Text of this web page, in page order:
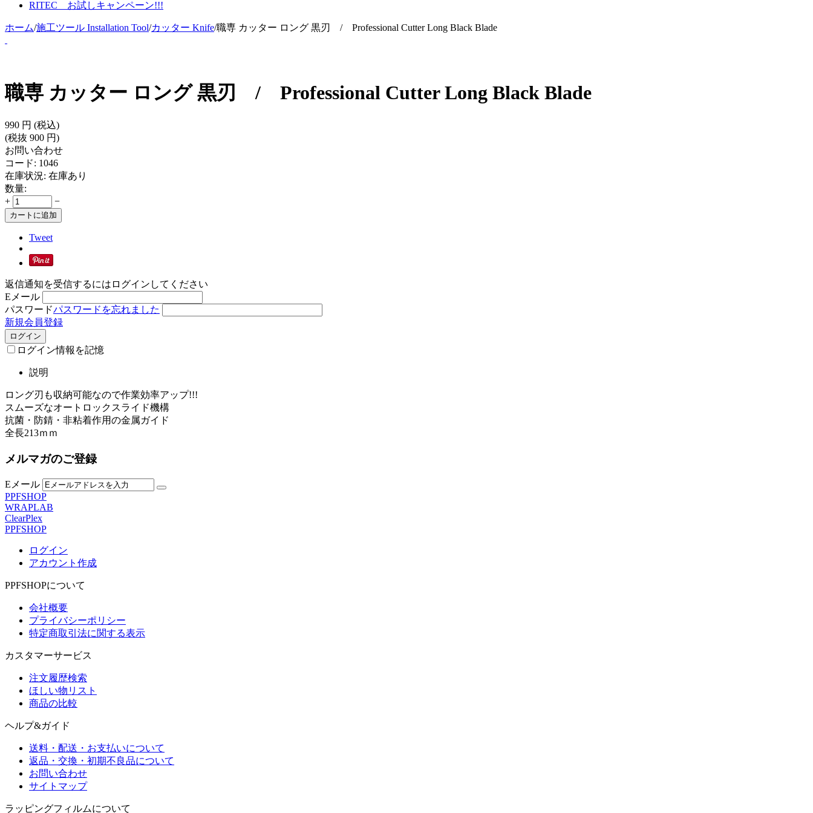
RITEC お試しキャンペーン!!!
ホーム/施工ツール Installation Tool/カッター Knife/職専 カッター ロング 黒刃 / Professional Cutter Long Black Blade
職専 カッター ロング 黒刃 / Professional Cutter Long Black Blade
990 円 (税込)
(税抜 900 円)
お問い合わせ
コード: 1046
在庫状況: 在庫あり
数量:
+
−
カートに追加
Tweet
返信通知を受信するにはログインしてください
Eメール
パスワードパスワードを忘れました
新規会員登録
ログイン
ログイン情報を記憶
説明
ロング刃も収納可能なので作業効率アップ!!!
スムーズなオートロックスライド機構
抗菌・防錆・非粘着作用の金属ガイド
全長213ｍｍ
メルマガのご登録
Eメール
PPFSHOP
WRAPLAB
ClearPlex
PPFSHOP
ログイン
アカウント作成
PPFSHOPについて
会社概要
プライバシーポリシー
特定商取引法に関する表示
カスタマーサービス
注文履歴検索
ほしい物リスト
商品の比較
ヘルプ&ガイド
送料・配送・お支払いについて
返品・交換・初期不良品について
お問い合わせ
サイトマップ
ラッピングフィルムについて